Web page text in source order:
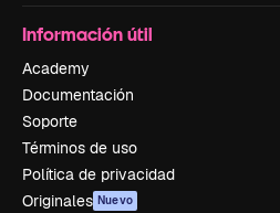
Información útil
Academy
Documentación
Soporte
Términos de uso
Política de privacidad
Originales Nuevo